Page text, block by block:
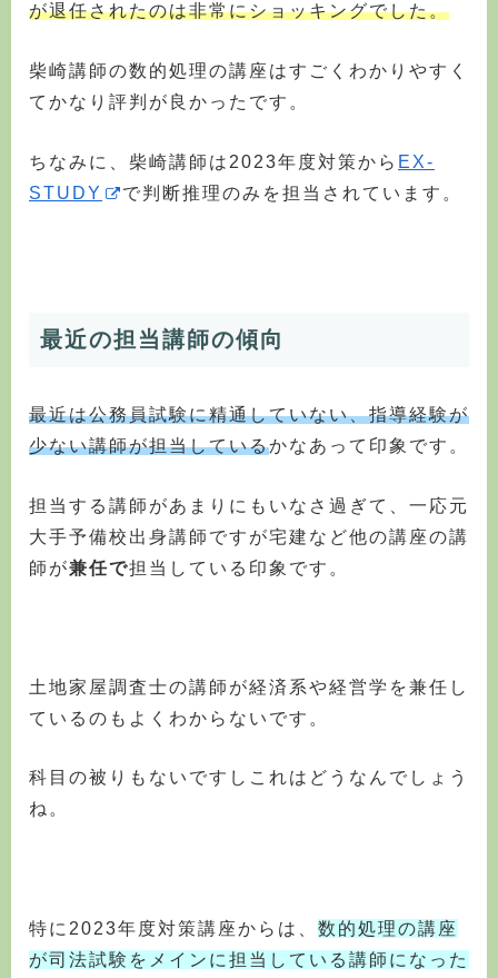
が退任されたのは非常にショッキングでした。
柴崎講師の数的処理の講座はすごくわかりやすく
てかなり評判が良かったです。
ちなみに、柴崎講師は2023年度対策から EX-
STUDY
で判断推理のみを担当されています。
最近の担当講師の傾向
最近は公務員試験に精通していない、指導経験が
少ない講師が担当しているかなあって印象です。
担当する講師があまりにもいなさ過ぎて、一応元
大手予備校出身講師ですが宅建など他の講座の講
師が兼任で担当している印象です。
土地家屋調査士の講師が経済系や経営学を兼任し
ているのもよくわからないです。
科目の被りもないですしこれはどうなんでしょう
ね。
特に2023年度対策講座からは、 数的処理の講座
が司法試験をメインに担当している講師になった